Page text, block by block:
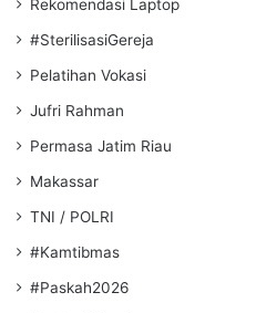
Rekomendasi Laptop
#SterilisasiGereja
Pelatihan Vokasi
Jufri Rahman
Permasa Jatim Riau
Makassar
TNI / POLRI
#Kamtibmas
#Paskah2026